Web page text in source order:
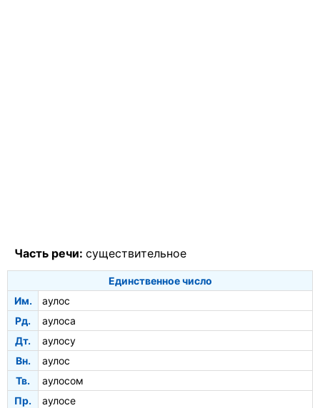
Часть речи: существительное
Единственное число
Им.
аулос
Рд.
аулоса
Дт.
аулосу
Вн.
аулос
Тв.
аулосом
Пр.
аулосе